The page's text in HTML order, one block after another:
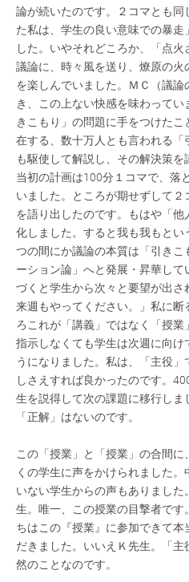
論が続いたのです。２コマとも
た私は、学生の良い意味での暴
した。いやそれどころか、「点
議論に、時々風を送り、燎原の
を楽しんでいました。ＭＣ（議
き、この上ない快感を味わってい
きこもり」の問題に手をつけた
在する、数十万人とも言われる
も駆使して解説し、その解決策を
当初の計画は100分１コマで、落
いました。ところが期せずして
を語り出したのです。もはや「
化しました。すると我も我もと
つの間にか議論の本質は「引き
ーション論」へと発展・昇華し
づくと学生から次々と要望が出さ
来週もやってください。」私に
ろこれが「講義」ではなく「授
指示しなくても学生は次週に向け
うになりました。私は、「主役
しさえすれば良かったのです。
生を説得して次の課題に移行し
「正解」はないのです。
この「授業」と「授業」の合間
くの学生に声をかけられました
いない学生からの声もありまし
生。唯一、この授業の目撃者で
ちはこの『授業』に参加できて
だきました。いいえＫ先生。「
然のことなのです。